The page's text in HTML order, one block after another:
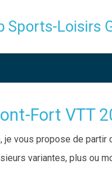
Sports-Loisirs
Fort VTT
je vous propose de partir
variantes, plus ou